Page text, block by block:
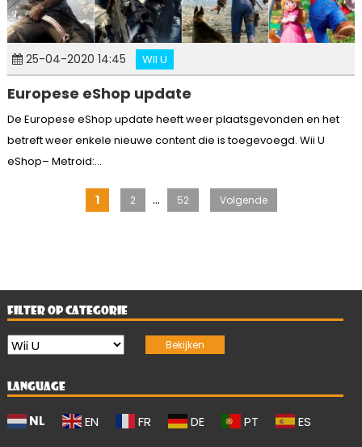
25-04-2020 14:45 WII U
Europese eShop update
De Europese eShop update heeft weer plaatsgevonden en het
betreft weer enkele nieuwe content die is toegevoegd. Wii U
eShop– Metroid:...
Berichten
1 2 … 52 Volgende
FILTER OP CATEGORIE
LANGUAGE
NL EN FR DE PT ES